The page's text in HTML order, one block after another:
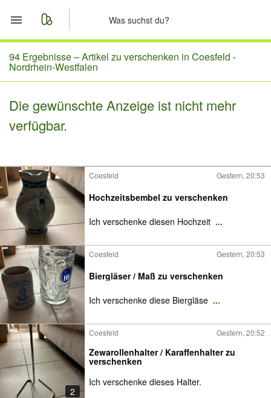
Start
Merkliste
Nachrichten
94 Ergebnisse –Artikel zu verschenken in Coesfeld -
Nordrhein-Westfalen
Die gewünschte Anzeige ist nicht mehr
verfügbar.
Coesfeld Gestern, 20:53
Hochzeitsbembel zu verschenken
Ich verschenke diesen Hochzeit ...
Coesfeld Gestern, 20:53
Biergläser / Maß zu verschenken
Ich verschenke diese Biergläse ...
2
Coesfeld Gestern, 20:52
Zewarollenhalter / Karaffenhalter zu
verschenken
Ich verschenke dieses Halter.